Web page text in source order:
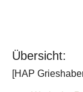
Übersicht:
[HAP